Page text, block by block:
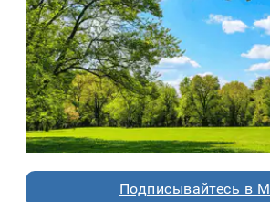
Подписывайтесь в